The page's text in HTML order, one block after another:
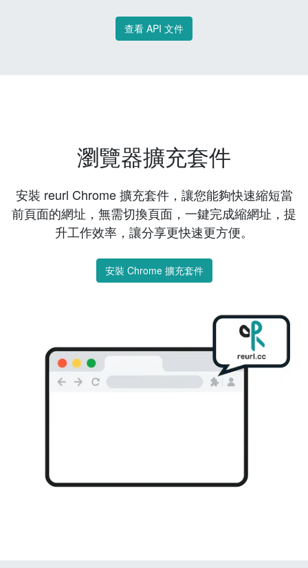
查看 API 文件
瀏覽器擴充套件
安裝 reurl Chrome 擴充套件，讓您能夠快速縮短當
前頁面的網址，無需切換頁面，一鍵完成縮網址，提
升工作效率，讓分享更快速更方便。
安裝 Chrome 擴充套件